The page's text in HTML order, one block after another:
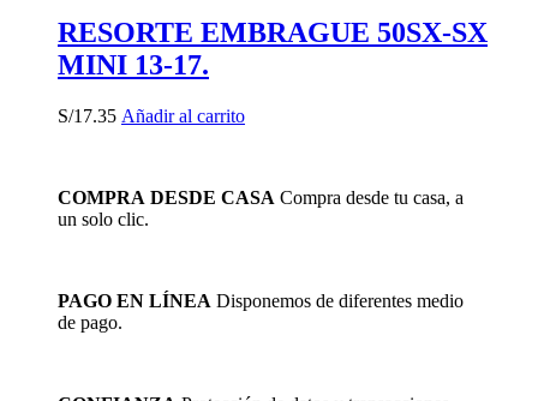
RESORTE EMBRAGUE 50SX-SX
MINI 13-17.
S/17.35 Añadir al carrito
COMPRA DESDE CASA Compra desde tu casa, a
un solo clic.
PAGO EN LÍNEA Disponemos de diferentes medio
de pago.